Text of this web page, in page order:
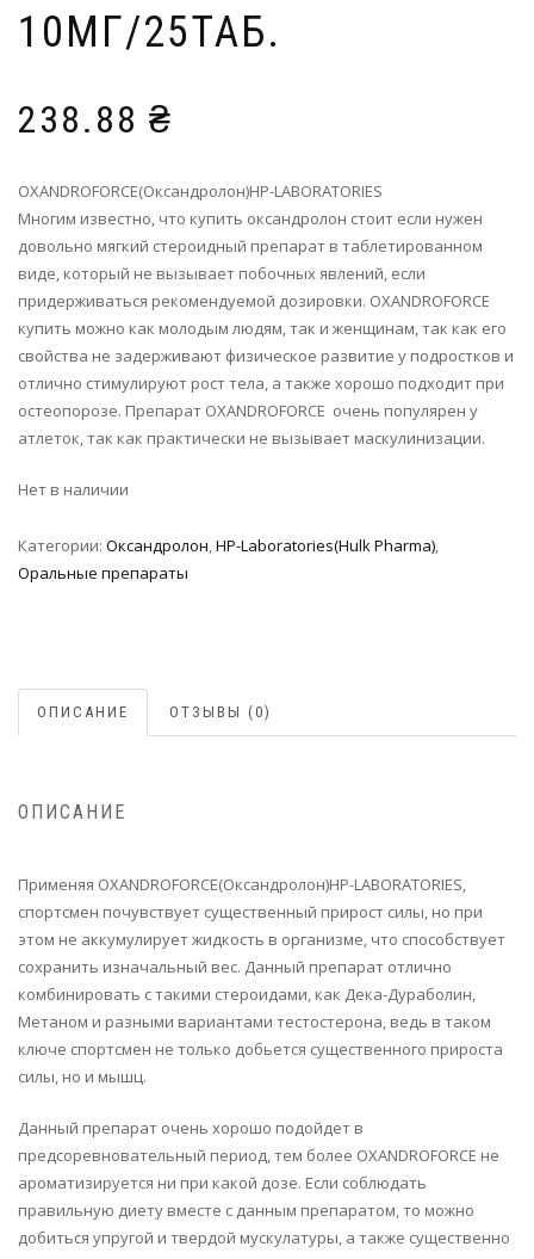
10МГ/25ТАБ.
238.88 ₴
OXANDROFORCE(Оксандролон)HP-LABORATORIES
Многим известно, что купить оксандролон стоит если нужен
довольно мягкий стероидный препарат в таблетированном
виде, который не вызывает побочных явлений, если
придерживаться рекомендуемой дозировки. OXANDROFORCE
купить можно как молодым людям, так и женщинам, так как его
свойства не задерживают физическое развитие у подростков и
отлично стимулируют рост тела, а также хорошо подходит при
остеопорозе. Препарат OXANDROFORCE очень популярен у
атлеток, так как практически не вызывает маскулинизации.
Нет в наличии
Категории: Оксандролон,HP-Laboratories(Hulk Pharma),
Оральные препараты
ОПИСАНИЕ ОТЗЫВЫ (0)
ОПИСАНИЕ
Применяя OXANDROFORCE(Оксандролон)HP-LABORATORIES,
спортсмен почувствует существенный прирост силы, но при
этом не аккумулирует жидкость в организме, что способствует
сохранить изначальный вес. Данный препарат отлично
комбинировать с такими стероидами, как Дека-Дураболин,
Метаном и разными вариантами тестостерона, ведь в таком
ключе спортсмен не только добьется существенного прироста
силы, но и мышц.
Данный препарат очень хорошо подойдет в
предсоревновательный период, тем более OXANDROFORCE не
ароматизируется ни при какой дозе. Если соблюдать
правильную диету вместе с данным препаратом, то можно
добиться упругой и твердой мускулатуры, а также существенно